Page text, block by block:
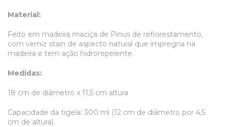
Material:
Feito em madeira maciça de Pinus de reflorestamento,
com verniz stain de aspecto natural que impregna na
madeira e tem ação hidrorepelente.
Medidas:
18 cm de diâmetro x 11,5 cm altura
Capacidade da tigela: 300 ml (12 cm de diâmetro por 4,5
cm de altura).